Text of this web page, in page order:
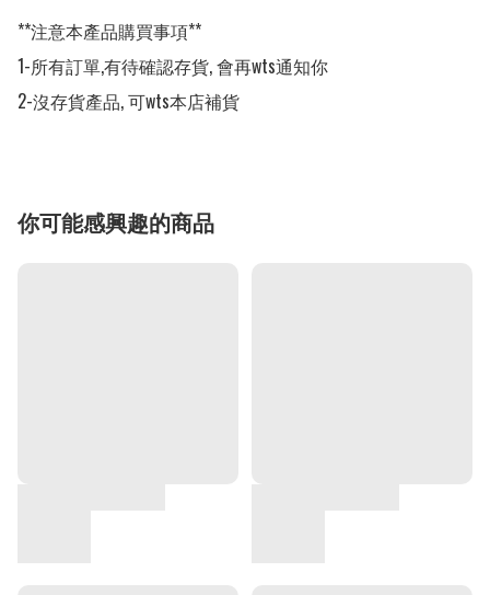
**注意本產品購買事項**
1-所有訂單,有待確認存貨, 會再wts通知你
2-沒存貨產品, 可wts本店補貨
你可能感興趣的商品